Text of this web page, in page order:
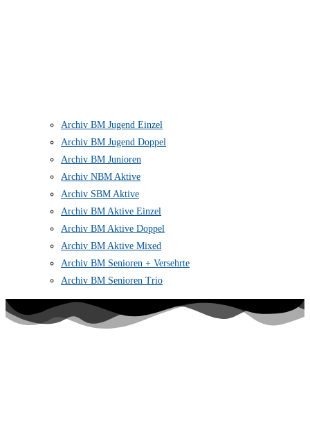
Archiv BM Jugend Einzel
Archiv BM Jugend Doppel
Archiv BM Junioren
Archiv NBM Aktive
Archiv SBM Aktive
Archiv BM Aktive Einzel
Archiv BM Aktive Doppel
Archiv BM Aktive Mixed
Archiv BM Senioren + Versehrte
Archiv BM Senioren Trio